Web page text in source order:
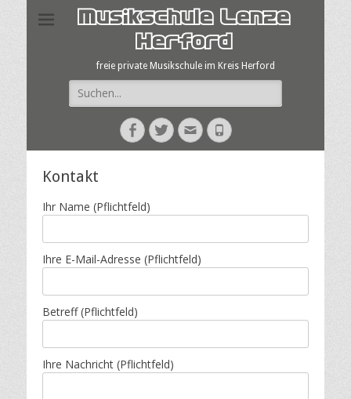
Musikschule Lenze
Herford
freie private Musikschule im Kreis Herford
Suche
nach:
Facebook
Twitter
E-
Mail
Telefon
Kontakt
Ihr Name (Pflichtfeld)
Ihre E-Mail-Adresse (Pflichtfeld)
Betreff (Pflichtfeld)
Ihre Nachricht (Pflichtfeld)